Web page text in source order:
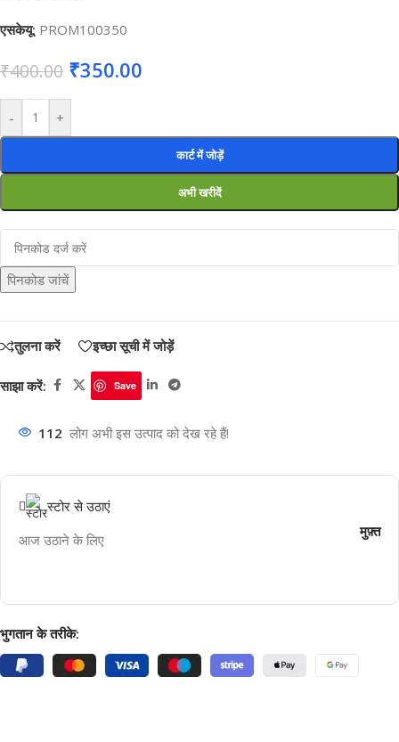
एसकेयू: PROM100350
₹400.00 ₹350.00
- +
कार्ट में जोड़ें
अभी खरीदें
पिनकोड जांचें
तुलना करें इच्छा सूची में जोड़ें
साझा करें: Save
112 लोग अभी इस उत्पाद को देख रहे हैं!
स्टोर से उठाएं
आज उठाने के लिए मुफ़्त
भुगतान के तरीके: